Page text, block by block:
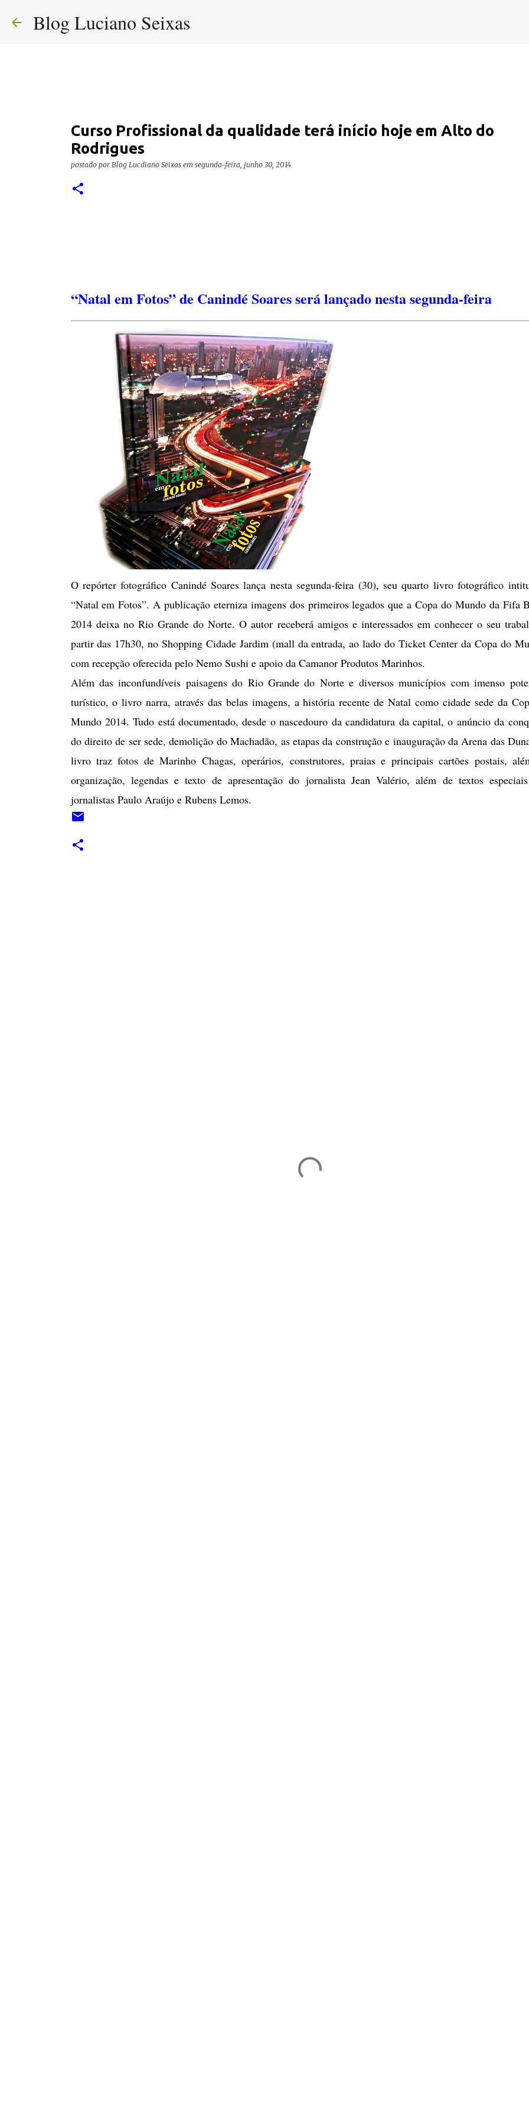
Blog Luciano Seixas
Curso Profissional da qualidade terá início hoje em Alto do
Rodrigues
postado por Blog Lucdiano Seixas em segunda-feira, junho 30, 2014
“Natal em Fotos” de Canindé Soares será lançado nesta segunda-feira
O repórter fotográfico Canindé Soares lança nesta segunda-feira (30), seu quarto livro fotográfico
“Natal em Fotos”. A publicação eterniza imagens dos primeiros legados que a Copa do Mundo da Fifa
2014 deixa no Rio Grande do Norte. O autor receberá amigos e interessados em conhecer o seu
partir das 17h30, no Shopping Cidade Jardim (mall da entrada, ao lado do Ticket Center da Copa do
com recepção oferecida pelo Nemo Sushi e apoio da Camanor Produtos Marinhos.
Além das inconfundíveis paisagens do Rio Grande do Norte e diversos municípios com imenso
turístico, o livro narra, através das belas imagens, a história recente de Natal como cidade sede da
Mundo 2014. Tudo está documentado, desde o nascedouro da candidatura da capital, o anúncio da
do direito de ser sede, demolição do Machadão, as etapas da construção e inauguração da Arena das
livro traz fotos de Marinho Chagas, operários, construtores, praias e principais cartões postais,
organização, legendas e texto de apresentação do jornalista Jean Valério, além de textos
jornalistas Paulo Araújo e Rubens Lemos.